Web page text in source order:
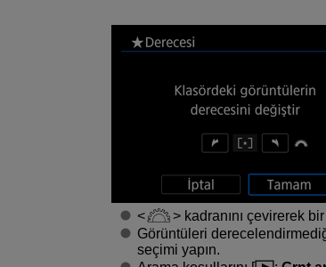
kadranını çevirerek
Görüntüleri
seçimi yapın.